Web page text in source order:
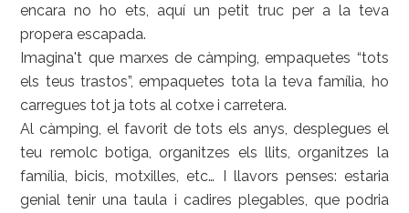
encara no ho ets, aquí un petit truc per a la teva
propera escapada.
Imagina't que marxes de càmping, empaquetes “tots
els teus trastos”, empaquetes tota la teva família, ho
carregues tot ja tots al cotxe i carretera.
Al càmping, el favorit de tots els anys, desplegues el
teu remolc botiga, organitzes els llits, organitzes la
família, bicis, motxilles, etc… I llavors penses: estaria
genial tenir una taula i cadires plegables, que podria